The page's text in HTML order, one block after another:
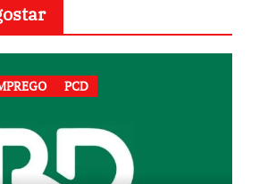
PCD